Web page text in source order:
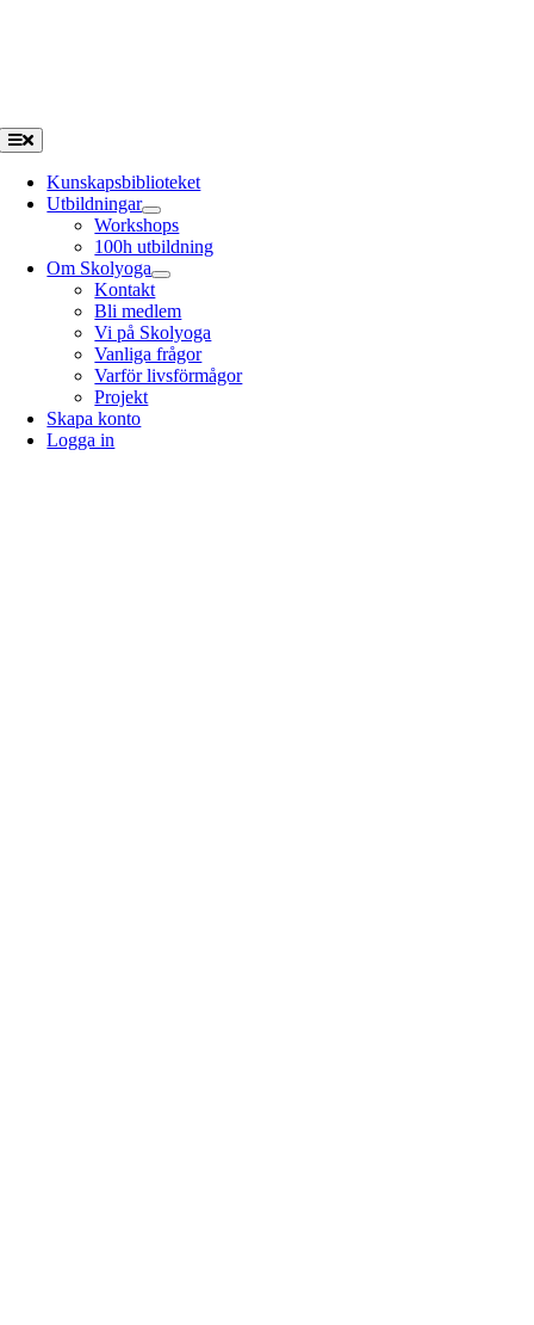
Toggle
Navigation
Kunskapsbiblioteket
Utbildningar
Workshops
100h utbildning
Om Skolyoga
Kontakt
Bli medlem
Vi på Skolyoga
Vanliga frågor
Varför livsförmågor
Projekt
Skapa konto
Logga in